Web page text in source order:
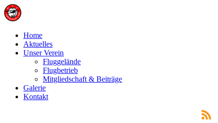
Home
Aktuelles
Unser Verein
Fluggelände
Flugbetrieb
Mitgliedschaft & Beiträge
Galerie
Kontakt